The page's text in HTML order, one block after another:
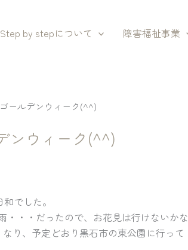
by stepについて 障害福祉事業
ールデンウィーク(^^)
ウィーク(^^)
でした。
・・・だったので、お花見は行けないかな
り、予定どおり黒石市の東公園に行って